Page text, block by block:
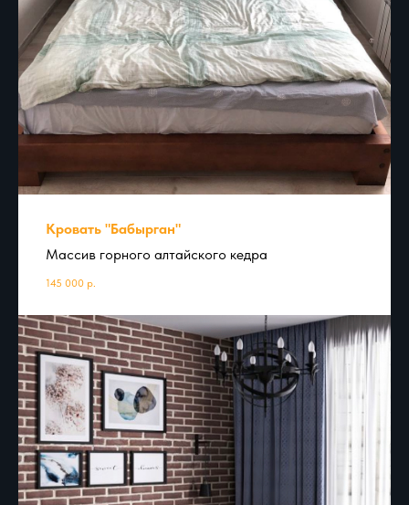
Кровать "Бабырган"
Массив горного алтайского кедра
145 000 р.